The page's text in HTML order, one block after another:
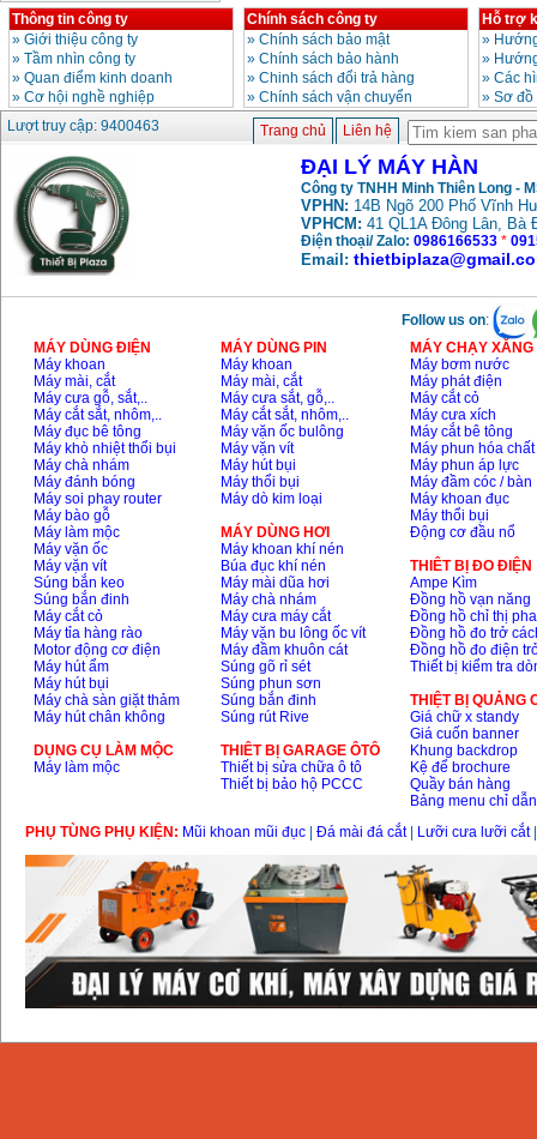
Máy hàn que điện tử
Jasic ARC 200 R04
Giá:5100000
Máy hàn que điện tử
Hồng ký HK 200Z
Giá:2770000VND
Bình khí Co2, chai khí
co2 hàn Mig
Giá:1750000
Giá: 50500000
Máy hàn que điện tử
KenMax ARC 315
Giá:3550000VND
Máy hàn bấm Hồng
ký HB4KB (4KVA)
Giá:
Dây cáp hàn Samwon
Korea
Giá :105000VND
Máy hàn que điện tử
Jasic ZX7 200E
Giá:2800000VND
Máy hàn tig que Jasic
tig 200A (W223)
Giá: 6800000VND
Thông tin công ty
» Giới thiệu công ty
» Tầm nhìn công ty
» Quan điểm kinh doanh
» Cơ hội nghề nghiệp
Chính sách công ty
» Chính sách bảo mật
» Chính sách bảo hành
» Chinh sách đổi trả hàng
» Chính sách vận chuyển
Hỗ trợ
»
»
» Các
» Sơ
Lượt truy cập: 9400463
Trang chủ Liên hệ
ĐẠI LÝ MÁY HÀN
Công ty TNHH Minh Thiên Long -
VPHN: 14B Ngõ 200 Phố Vĩnh
VPHCM: 41 QL1A Đông Lân, Bà
Điện thoại/ Zalo: 0986166533 *
Email:
Follow us on:
MÁY DÙNG ĐIỆN
Máy khoan
Máy mài, cắt
Máy cưa gỗ, sắt,..
Máy cắt sắt, nhôm,..
Máy đục bê tông
Máy khò nhiệt thổi bụi
Máy chà nhám
Máy đánh bóng
Máy soi phay router
Máy bào gỗ
Máy làm mộc
Máy vặn ốc
Máy vặn vít
Súng bắn keo
Súng bắn đinh
Máy cắt cỏ
Máy tỉa hàng rào
Motor động cơ điện
Máy hút ẩm
Máy hút bụi
Máy chà sàn giặt thảm
Máy hút chân không
DỤNG CỤ LÀM MỘC
Máy làm mộc
MÁY DÙNG PIN
Máy khoan
Máy mài, cắt
Máy cưa sắt, gỗ,..
Máy cắt sắt, nhôm,..
Máy vặn ốc bulông
Máy vặn vít
Máy hút bụi
Máy thổi bụi
Máy dò kim loại
MÁY DÙNG HƠI
Máy khoan khí nén
Búa đục khí nén
Máy mài dũa hơi
Máy chà nhám
Máy cưa máy cắt
Máy vặn bu lông ốc vít
Máy đầm khuôn cát
Súng gõ rỉ sét
Súng phun sơn
Súng bắn đinh
Súng rút Rive
THIÊT BỊ GARAGE ÔTÔ
Thiết bị sửa chữa ô tô
Thiết bị bảo hộ PCCC
MÁY CHẠY
Máy bơm nước
Máy phát điện
Máy cắt cỏ
Máy cưa xích
Máy cắt bê tông
Máy phun hóa chất
Máy phun áp lực
Máy đầm cóc / bàn
Máy khoan đục
Máy thổi bụi
Động cơ đầu nổ
THIÊT BỊ ĐO ĐIỆN
Ampe Kìm
Đồng hồ vạn năng
Đồng hồ chỉ thị pha
Đồng hồ đo trở
Đồng hồ đo điện
Thiết bị kiểm tra
THIỆT BỊ QUẢNG
Giá chữ x standy
Giá cuốn banner
Khung backdrop
Kệ để brochure
Quầy bán hàng
Bảng menu chỉ dẫn
PHỤ TÙNG PHỤ KIỆN: Mũi khoan mũi đục Đá mài đá cắt| Lưỡi cưa lưỡi cắt